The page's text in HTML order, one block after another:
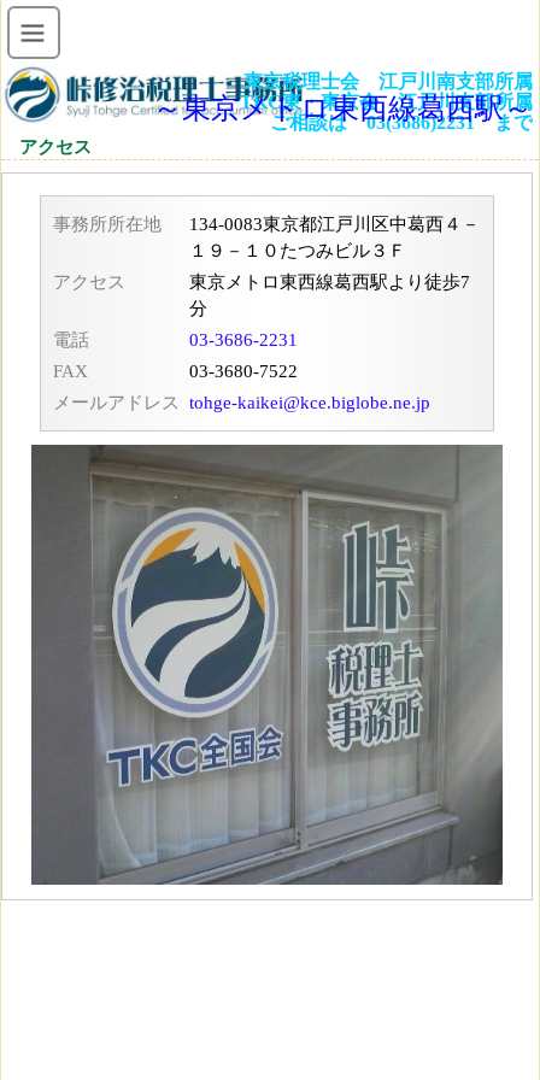
～東京メトロ東西線葛西駅～
東京税理士会 江戸川南支部所属
TKC東・東京会 江戸川支部所属
ご相談は 03(3686)2231 まで
アクセス
事務所所在地
134-0083東京都江戸川区中葛西４－
１９－１０たつみビル３Ｆ
アクセス
東京メトロ東西線葛西駅より徒歩7
分
電話
03-3686-2231
FAX
03-3680-7522
メールアドレス
tohge-kaikei@kce.biglobe.ne.jp